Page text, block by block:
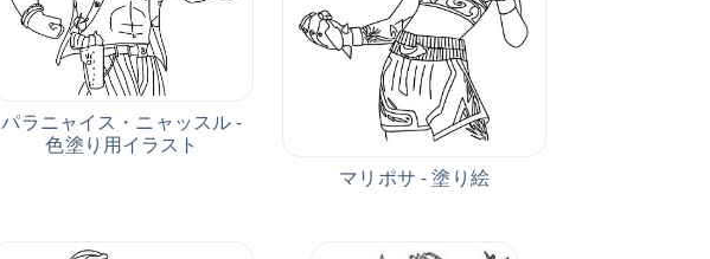
パラニャイス・ニャッスル -
色塗り用イラスト
マリポサ - 塗り絵